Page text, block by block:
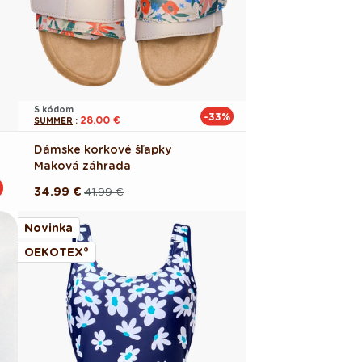
S kódom
SUMMER : 28.00 € -33%
Dámske korkové šľapky
Maková záhrada
Pôvodná41.99 €
Akciová
34.99 €
Novinka
OEKOTEX®